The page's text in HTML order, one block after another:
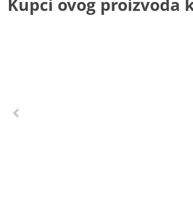
Kupci ovog proizvoda